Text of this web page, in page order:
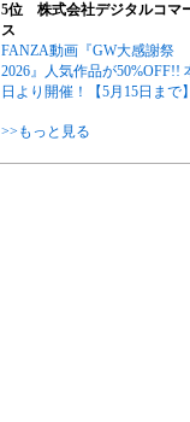
5位 株式会社デジタルコマ
ス
FANZA動画『GW大感謝祭
2026』人気作品が50%OFF!!
日より開催！【5月15日まで】
>>もっと見る